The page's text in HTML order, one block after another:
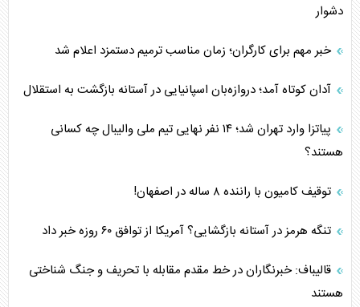
دشوار
خبر مهم برای کارگران؛ زمان مناسب ترمیم دستمزد اعلام شد
آدان کوتاه آمد؛ دروازه‌بان اسپانیایی در آستانه بازگشت به استقلال
پیاتزا وارد تهران شد؛ ۱۴ نفر نهایی تیم ملی والیبال چه کسانی
هستند؟
توقیف کامیون با راننده ۸ ساله در اصفهان!
تنگه هرمز در آستانه بازگشایی؟ آمریکا از توافق ۶۰ روزه خبر داد
قالیباف: خبرنگاران در خط مقدم مقابله با تحریف و جنگ شناختی
هستند